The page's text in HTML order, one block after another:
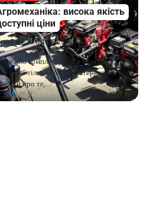
висока якість
ціни
14.04.2025
або комплектуючі в магазин
не тільки про характеристики
а й про те,…